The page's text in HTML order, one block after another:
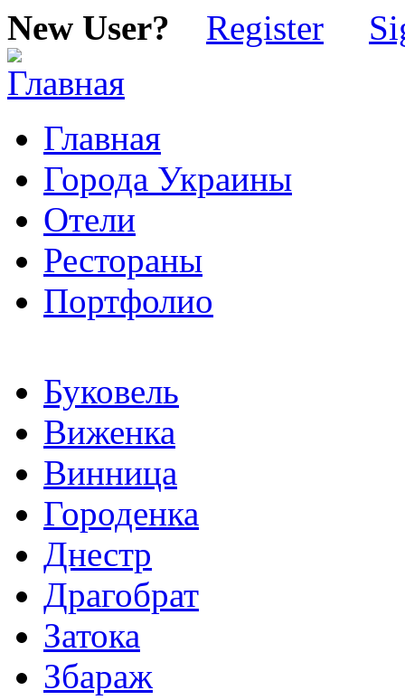
New User? Register
Главная
Города Украины
Отели
Рестораны
Портфолио
Буковель
Виженка
Винница
Городенка
Днестр
Драгобрат
Затока
Збараж